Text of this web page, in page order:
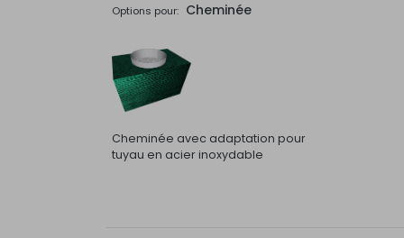
Options pour: Cheminée
Cheminée avec adaptation pour
tuyau en acier inoxydable